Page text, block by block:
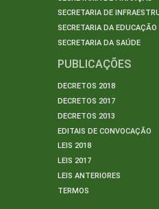
SECRETARIA DE
SECRETARIA DA EDUCAÇÃO
SECRETARIA DA SAÚDE
PUBLICAÇÕES
DECRETOS 2018
DECRETOS 2017
DECRETOS 2013
EDITAIS DE CONVOCAÇÃO
LEIS 2018
LEIS 2017
LEIS ANTERIORES
TERMOS